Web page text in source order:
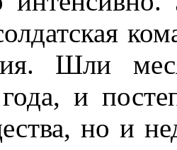
Шли
и
но и